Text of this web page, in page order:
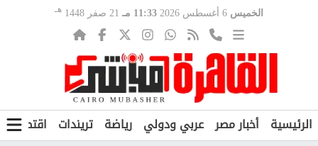
الخميس 11:33 مـ 21 صفر 1448 هـ
الرئيسية أخبار مصر عربي ودولي رياضة تريندات اقتصاد